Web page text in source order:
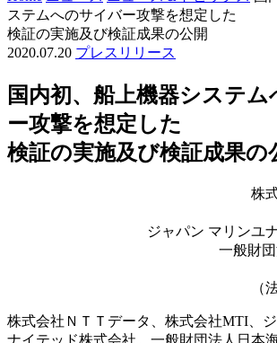
ステムへのサイバー攻撃を想定した
検証の実施及び検証成果の公開
2020.07.20 プレスリリース
国内初、船上機器システ
ー攻撃を想定した
検証の実施及び検証成果の
株
ジャパン マリンユ
一般財
（
株式会社ＮＴＴデータ、株式会社MTI、
ナイテッド株式会社、一般財団法人日本